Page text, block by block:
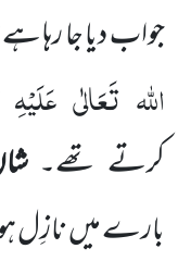
جواب دیا جا رہا
اللہ تَعَالٰی عَلَیْہِ
کرتے تھے۔
بارے میں نازِل